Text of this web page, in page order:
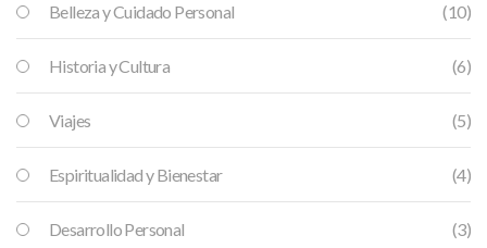
Belleza y Cuidado Personal (10)
Historia y Cultura (6)
Viajes (5)
Espiritualidad y Bienestar (4)
Desarrollo Personal (3)